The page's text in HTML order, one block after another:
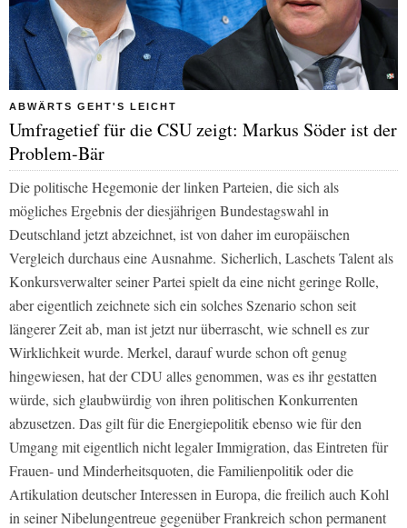
ABWÄRTS GEHT'S LEICHT
Umfragetief für die CSU zeigt: Markus Söder ist der
Problem-Bär
Die politische Hegemonie der linken Parteien, die sich als
mögliches Ergebnis der diesjährigen Bundestagswahl in
Deutschland jetzt abzeichnet, ist von daher im europäischen
Vergleich durchaus eine Ausnahme. Sicherlich, Laschets Talent als
Konkursverwalter seiner Partei spielt da eine nicht geringe Rolle,
aber eigentlich zeichnete sich ein solches Szenario schon seit
längerer Zeit ab, man ist jetzt nur überrascht, wie schnell es zur
Wirklichkeit wurde. Merkel, darauf wurde schon oft genug
hingewiesen, hat der CDU alles genommen, was es ihr gestatten
würde, sich glaubwürdig von ihren politischen Konkurrenten
abzusetzen. Das gilt für die Energiepolitik ebenso wie für den
Umgang mit eigentlich nicht legaler Immigration, das Eintreten für
Frauen- und Minderheitsquoten, die Familienpolitik oder die
Artikulation deutscher Interessen in Europa, die freilich auch Kohl
in seiner Nibelungentreue gegenüber Frankreich schon permanent